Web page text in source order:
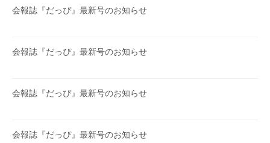
会報誌『だっぴ』最新号のお知らせ
会報誌『だっぴ』最新号のお知らせ
会報誌『だっぴ』最新号のお知らせ
会報誌『だっぴ』最新号のお知らせ